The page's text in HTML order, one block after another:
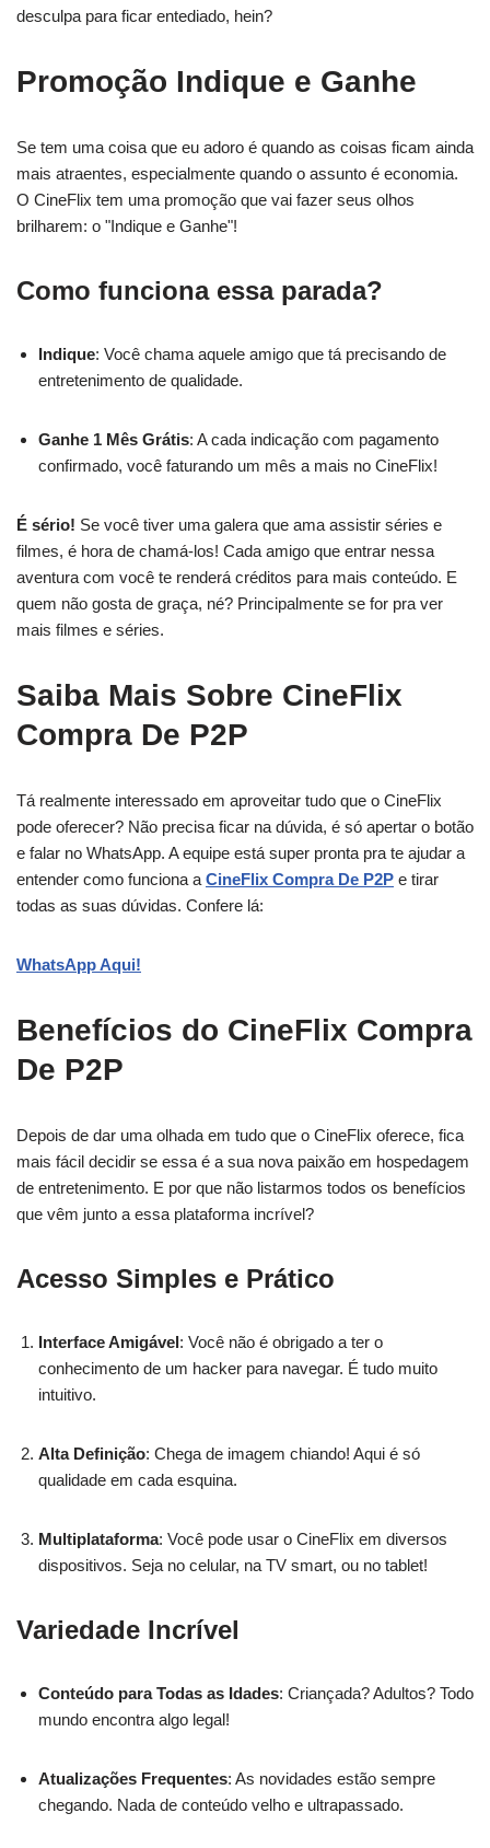
desculpa para ficar entediado, hein?
Promoção Indique e Ganhe
Se tem uma coisa que eu adoro é quando as coisas ficam ainda
mais atraentes, especialmente quando o assunto é economia.
O CineFlix tem uma promoção que vai fazer seus olhos
brilharem: o "Indique e Ganhe"!
Como funciona essa parada?
Indique: Você chama aquele amigo que tá precisando de
entretenimento de qualidade.
Ganhe 1 Mês Grátis: A cada indicação com pagamento
confirmado, você faturando um mês a mais no CineFlix!
É sério! Se você tiver uma galera que ama assistir séries e
filmes, é hora de chamá-los! Cada amigo que entrar nessa
aventura com você te renderá créditos para mais conteúdo. E
quem não gosta de graça, né? Principalmente se for pra ver
mais filmes e séries.
Saiba Mais Sobre CineFlix
Compra De P2P
Tá realmente interessado em aproveitar tudo que o CineFlix
pode oferecer? Não precisa ficar na dúvida, é só apertar o botão
e falar no WhatsApp. A equipe está super pronta pra te ajudar a
entender como funciona a CineFlix Compra De P2P e tirar
todas as suas dúvidas. Confere lá:
WhatsApp Aqui!
Benefícios do CineFlix Compra
De P2P
Depois de dar uma olhada em tudo que o CineFlix oferece, fica
mais fácil decidir se essa é a sua nova paixão em hospedagem
de entretenimento. E por que não listarmos todos os benefícios
que vêm junto a essa plataforma incrível?
Acesso Simples e Prático
Interface Amigável: Você não é obrigado a ter o
conhecimento de um hacker para navegar. É tudo muito
intuitivo.
Alta Definição: Chega de imagem chiando! Aqui é só
qualidade em cada esquina.
Multiplataforma: Você pode usar o CineFlix em diversos
dispositivos. Seja no celular, na TV smart, ou no tablet!
Variedade Incrível
Conteúdo para Todas as Idades: Criançada? Adultos? Todo
mundo encontra algo legal!
Atualizações Frequentes: As novidades estão sempre
chegando. Nada de conteúdo velho e ultrapassado.